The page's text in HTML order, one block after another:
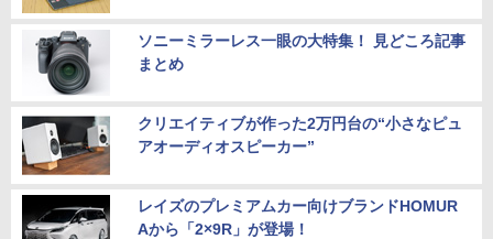
ソニーミラーレス一眼の大特集！ 見どころ記事
まとめ
クリエイティブが作った2万円台の“小さなピュ
アオーディオスピーカー”
レイズのプレミアムカー向けブランドHOMUR
Aから「2×9R」が登場！